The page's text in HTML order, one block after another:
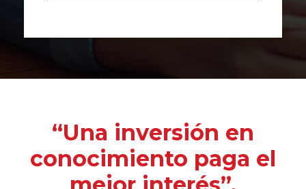
“Una inversión en
conocimiento paga el